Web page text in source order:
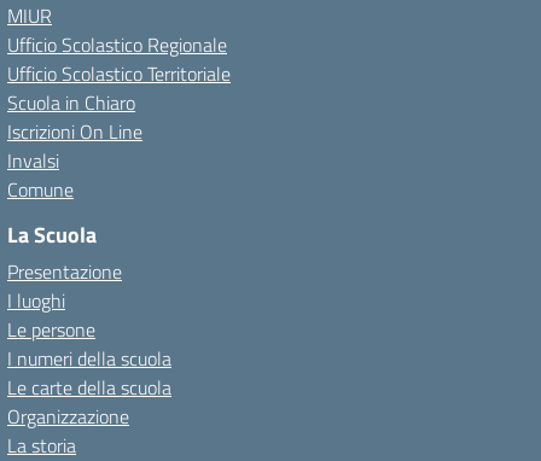
MIUR
Ufficio Scolastico Regionale
Ufficio Scolastico Territoriale
Scuola in Chiaro
Iscrizioni On Line
Invalsi
Comune
La Scuola
Presentazione
I luoghi
Le persone
I numeri della scuola
Le carte della scuola
Organizzazione
La storia